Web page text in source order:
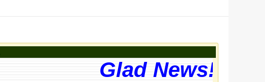
Glad News!